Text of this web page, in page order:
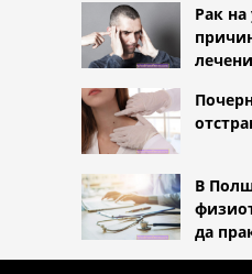
Рак на
В
да